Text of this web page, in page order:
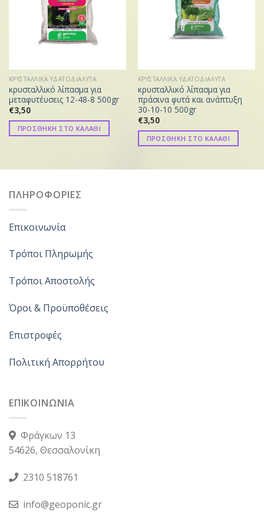
ΚΡΥΣΤΑΛΛΙΚΑ ΥΔΑΤΟΔΙΑΛΥΤΑ
κρυσταλλικό λίπασμα για
μεταφυτέυσεις 12-48-8 500gr
€3,50
ΠΡΟΣΘΗΚΗ ΣΤΟ ΚΑΛΑΘΙ
ΚΡΥΣΤΑΛΛΙΚΑ ΥΔΑΤΟΔΙΑΛΥΤΑ
κρυσταλλικό λίπασμα για
πράσινα φυτά και ανάπτυξη
30-10-10 500gr
€3,50
ΠΡΟΣΘΗΚΗ ΣΤΟ ΚΑΛΑΘΙ
ΠΛΗΡΟΦΟΡΙΕΣ
Επικοινωνία
Τρόποι Πληρωμής
Τρόποι Αποστολής
Όροι & Προϋποθέσεις
Επιστροφές
Πολιτική Απορρήτου
ΕΠΙΚΟΙΝΩΝΙΑ
Φράγκων 13
54626, Θεσσαλονίκη
2310 518761
info@geoponic.gr